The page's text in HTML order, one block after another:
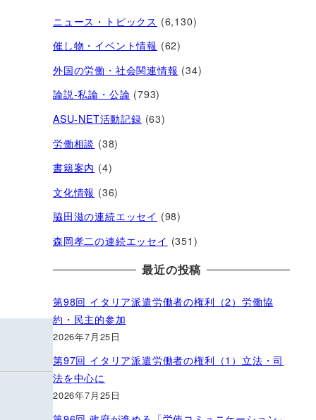
ニュース・トピックス (6,130)
催し物・イベント情報 (62)
外国の労働・社会関連情報 (34)
論説-私論・公論 (793)
ASU-NET活動記録 (63)
労働相談 (38)
書籍案内 (4)
文化情報 (36)
脇田滋の連続エッセイ (98)
森岡孝二の連続エッセイ (351)
最近の投稿
第98回 イタリア派遣労働者の権利（2）労働協
約・民主的参加
2026年7月25日
第97回 イタリア派遣労働者の権利（1）立法・司
法を中心に
2026年7月25日